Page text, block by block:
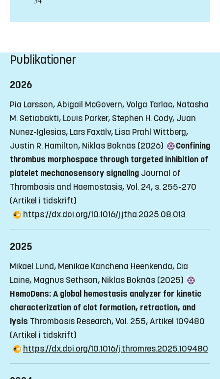
Publikationer
2026
Pia Larsson, Abigail McGovern, Volga Tarlac, Natasha
M. Setiabakti, Louis Parker, Stephen H. Cody, Juan
Nunez-Iglesias, Lars Faxälv, Lisa Prahl Wittberg,
Justin R. Hamilton, Niklas Boknäs (2026)
Confining
thrombus morphospace through targeted inhibition of
platelet mechanosensory signaling Journal of
Thrombosis and Haemostasis, Vol. 24, s. 255-270
(Artikel i tidskrift)
https://dx.doi.org/10.1016/j.jtha.2025.08.013
2025
Mikael Lund, Menikae Kanchena Heenkenda, Cia
Laine, Magnus Sethson, Niklas Boknäs (2025)
HemoDens: A global hemostasis analyzer for kinetic
characterization of clot formation, retraction, and
lysis Thrombosis Research, Vol. 255, Artikel 109480
(Artikel i tidskrift)
https://dx.doi.org/10.1016/j.thromres.2025.109480